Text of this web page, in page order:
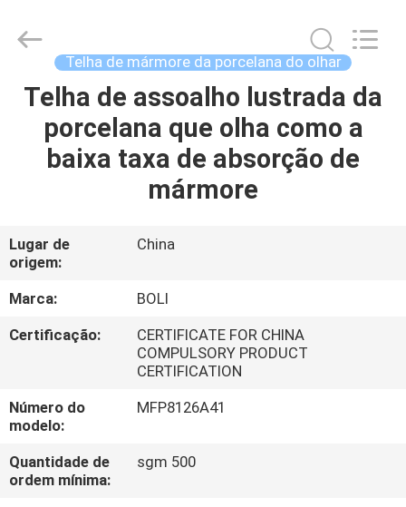
PARA
CASA
VÍDEOS
SOBRE
NÓS
À
FÁBRICA
CERAMICS
CO.,LTD..
Reserved.
Telha de mármore da porcelana do olhar
Telha de assoalho lustrada da
porcelana que olha como a
baixa taxa de absorção de
mármore
Lugar de
origem:
China
Marca:
BOLI
Certificação:
CERTIFICATE FOR CHINA
COMPULSORY PRODUCT
CERTIFICATION
Número do
modelo:
MFP8126A41
Quantidade de
ordem mínima:
sgm 500